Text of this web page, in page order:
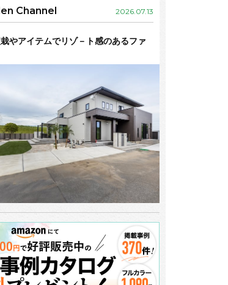
Channel 2026.07.13
やアイテムでリゾ－ト感のあるファ